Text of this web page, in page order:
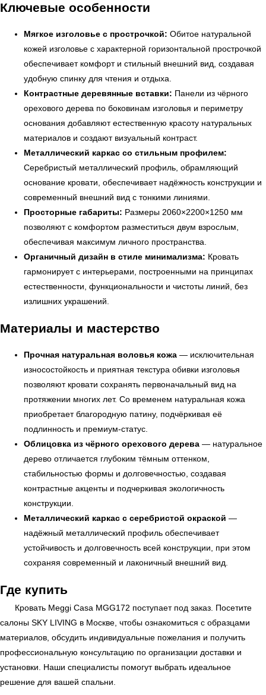
Ключевые особенности
Мягкое изголовье с прострочкой: Обитое натуральной
кожей изголовье с характерной горизонтальной прострочкой
обеспечивает комфорт и стильный внешний вид, создавая
удобную спинку для чтения и отдыха.
Контрастные деревянные вставки: Панели из чёрного
орехового дерева по боковинам изголовья и периметру
основания добавляют естественную красоту натуральных
материалов и создают визуальный контраст.
Металлический каркас со стильным профилем:
Серебристый металлический профиль, обрамляющий
основание кровати, обеспечивает надёжность конструкции и
современный внешний вид с тонкими линиями.
Просторные габариты: Размеры 2060×2200×1250 мм
позволяют с комфортом разместиться двум взрослым,
обеспечивая максимум личного пространства.
Органичный дизайн в стиле минимализма: Кровать
гармонирует с интерьерами, построенными на принципах
естественности, функциональности и чистоты линий, без
излишних украшений.
Материалы и мастерство
Прочная натуральная воловья кожа — исключительная
износостойкость и приятная текстура обивки изголовья
позволяют кровати сохранять первоначальный вид на
протяжении многих лет. Со временем натуральная кожа
приобретает благородную патину, подчёркивая её
подлинность и премиум-статус.
Облицовка из чёрного орехового дерева — натуральное
дерево отличается глубоким тёмным оттенком,
стабильностью формы и долговечностью, создавая
контрастные акценты и подчеркивая экологичность
конструкции.
Металлический каркас с серебристой окраской —
надёжный металлический профиль обеспечивает
устойчивость и долговечность всей конструкции, при этом
сохраняя современный и лаконичный внешний вид.
Где купить
Кровать Meggi Casa MGG172 поступает под заказ. Посетите
салоны SKY LIVING в Москве, чтобы ознакомиться с образцами
материалов, обсудить индивидуальные пожелания и получить
профессиональную консультацию по организации доставки и
установки. Наши специалисты помогут выбрать идеальное
решение для вашей спальни.
← Вернуться на предыдущую страницу